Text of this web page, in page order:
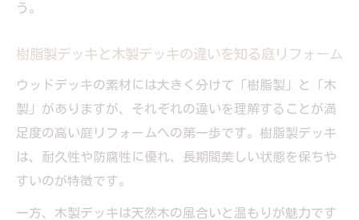
う。
樹脂製デッキと木製デッキの違いを知る庭リフォーム
ウッドデッキの素材には大きく分けて「樹脂製」と「木
製」がありますが、それぞれの違いを理解することが満
足度の高い庭リフォームへの第一歩です。樹脂製デッキ
は、耐久性や防腐性に優れ、長期間美しい状態を保ちや
すいのが特徴です。
一方、木製デッキは天然木の風合いと温もりが魅力です